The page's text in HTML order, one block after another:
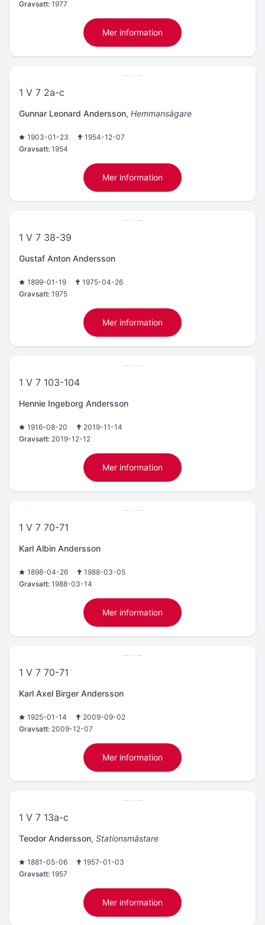
Gravsatt: 1977
Mer information
1 V 7 2a-c
Gunnar Leonard Andersson, Hemmansägare
1903-01-23
1954-12-07
Gravsatt: 1954
Mer information
1 V 7 38-39
Gustaf Anton Andersson
1899-01-19
1975-04-26
Gravsatt: 1975
Mer information
1 V 7 103-104
Hennie Ingeborg Andersson
1916-08-20
2019-11-14
Gravsatt: 2019-12-12
Mer information
1 V 7 70-71
Karl Albin Andersson
1898-04-26
1988-03-05
Gravsatt: 1988-03-14
Mer information
1 V 7 70-71
Karl Axel Birger Andersson
1925-01-14
2009-09-02
Gravsatt: 2009-12-07
Mer information
1 V 7 13a-c
Teodor Andersson, Stationsmästare
1881-05-06
1957-01-03
Gravsatt: 1957
Mer information